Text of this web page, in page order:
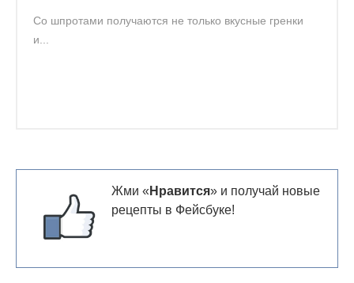
Со шпротами получаются не только вкусные гренки
и...
Жми « Нравится» и получай новые
рецепты в Фейсбуке!